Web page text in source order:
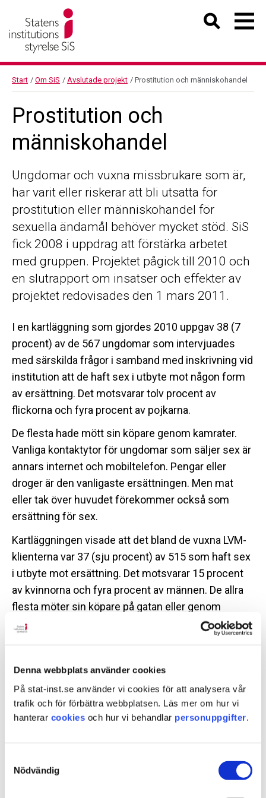
Denna webbplats använder cookies
På stat-inst.se använder vi cookies för att analysera vår
trafik och för förbättra webbplatsen. Läs mer om hur vi
hanterar cookies och hur vi behandlar personuppgifter.
Nödvändig
Start / Om SiS / Avslutade projekt / Prostitution och människohandel
Prostitution och
människohandel
Ungdomar och vuxna missbrukare som är,
har varit eller riskerar att bli utsatta för
prostitution eller människohandel för
sexuella ändamål behöver mycket stöd. SiS
fick 2008 i uppdrag att förstärka arbetet
med gruppen. Projektet pågick till 2010 och
en slutrapport om insatser och effekter av
projektet redovisades den 1 mars 2011.
I en kartläggning som gjordes 2010 uppgav 38 (7
procent) av de 567 ungdomar som intervjuades
med särskilda frågor i samband med inskrivning vid
institution att de haft sex i utbyte mot någon form
av ersättning. Det motsvarar tolv procent av
flickorna och fyra procent av pojkarna.
De flesta hade mött sin köpare genom kamrater.
Vanliga kontaktytor för ungdomar som säljer sex är
annars internet och mobiltelefon. Pengar eller
droger är den vanligaste ersättningen. Men mat
eller tak över huvudet förekommer också som
ersättning för sex.
Kartläggningen visade att det bland de vuxna LVM-
klienterna var 37 (sju procent) av 515 som haft sex
i utbyte mot ersättning. Det motsvarar 15 procent
av kvinnorna och fyra procent av männen. De allra
flesta möter sin köpare på gatan eller genom
kompisar.
regeringens satsning
Under perioden 2008-2010 satsade regeringen
drygt 210 miljoner kronor på åtgärder som ska
arbetet. LVM-klienter och ungdomar som